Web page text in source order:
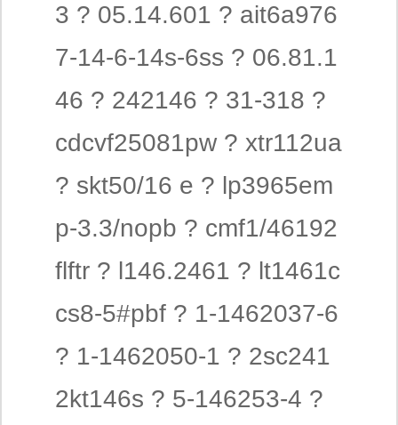
3 ? 05.14.601 ? ait6a976
7-14-6-14s-6ss ? 06.81.1
46 ? 242146 ? 31-318 ?
cdcvf25081pw ? xtr112ua
? skt50/16 e ? lp3965em
p-3.3/nopb ? cmf1/46192
flftr ? l146.2461 ? lt1461c
cs8-5#pbf ? 1-1462037-6
? 1-1462050-1 ? 2sc241
2kt146s ? 5-146253-4 ?